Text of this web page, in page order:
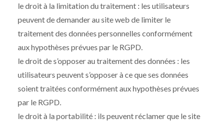
le droit à la limitation du traitement : les utilisateurs
peuvent de demander au site web de limiter le
traitement des données personnelles conformément
aux hypothèses prévues par le RGPD.
le droit de s’opposer au traitement des données : les
utilisateurs peuvent s’opposer à ce que ses données
soient traitées conformément aux hypothèses prévues
par le RGPD.
le droit à la portabilité : ils peuvent réclamer que le site